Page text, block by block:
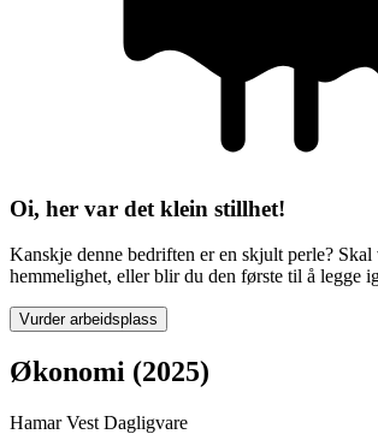
Oi, her var det klein stillhet!
Kanskje denne bedriften er en skjult perle?
hemmelighet, eller blir du den første til å legge
Vurder arbeidsplass
Økonomi (2025)
Hamar Vest Dagligvare